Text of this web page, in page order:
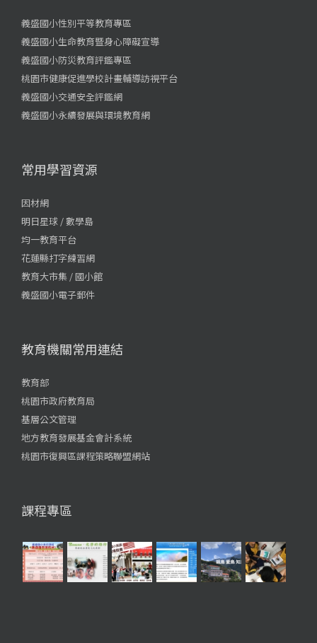
義盛國小性別平等教育專區
義盛國小生命教育暨身心障礙宣導
義盛國小防災教育評鑑專區
桃園市健康促進學校計畫輔導訪視平台
義盛國小交通安全評鑑網
義盛國小永續發展與環境教育網
常用學習資源
因材網
明日星球 / 數學島
均一教育平台
花蓮縣打字練習網
教育大市集 / 國小館
義盛國小電子郵件
教育機關常用連結
教育部
桃園市政府教育局
基層公文管理
地方教育發展基金會計系統
桃園市復興區課程策略聯盟網站
課程專區